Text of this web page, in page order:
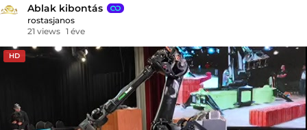
Ablak kibontás
rostasjanos
21 views 1 éve
HD